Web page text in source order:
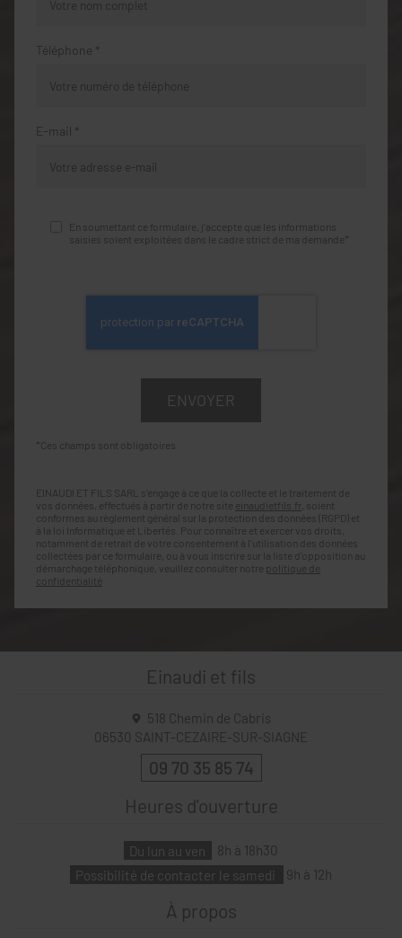
Téléphone *
E-mail *
En soumettant ce formulaire, j'accepte que les informations
saisies soient exploitées dans le cadre strict de ma demande*
*Ces champs sont obligatoires
EINAUDI ET FILS SARL s'engage à ce que la collecte et le traitement de
vos données, effectués à partir de notre site einaudietfils.fr
, soient
conformes au règlement général sur la protection des données (RGPD) et
à la loi Informatique et Libertés. Pour connaître et exercer vos droits,
notamment de retrait de votre consentement à l'utilisation des données
collectées par ce formulaire, ou à vous inscrire sur la liste d'opposition au
démarchage téléphonique, veuillez consulter notre politique de
confidentialité
Einaudi et fils
518 Chemin de Cabris
06530 SAINT-CEZAIRE-SUR-SIAGNE
09 70 35 85 74
Heures d'ouverture
Du lun au ven
8h à 18h30
Possibilité de contacter le samedi
9h à 12h
À propos